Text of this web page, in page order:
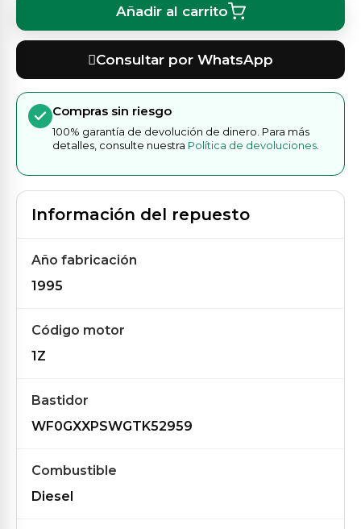
Añadir al carrito
Consultar por WhatsApp
Compras sin riesgo
100% garantía de devolución de dinero. Para más
detalles, consulte nuestra Política de devoluciones
Información del repuesto
Año fabricación
1995
Código motor
1Z
Bastidor
WF0GXXPSWGTK52959
Combustible
Diesel